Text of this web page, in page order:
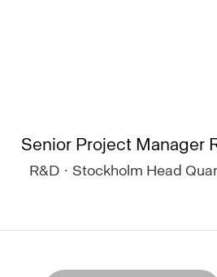
Senior Project Manager
R&D · Stockholm Head